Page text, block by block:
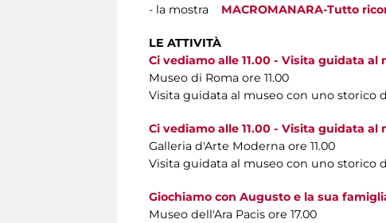
- la mostra
MACROMANARA-Tutto
LE ATTIVITÀ
Ci vediamo alle 11.00 - Visita guidata al
Museo di Roma ore 11.00
Visita guidata al museo con uno storico
Ci vediamo alle 11.00 - Visita guidata al
Galleria d'Arte Moderna ore 11.00
Visita guidata al museo con uno storico
Giochiamo con Augusto e la sua
Museo dell'Ara Pacis ore 17.00